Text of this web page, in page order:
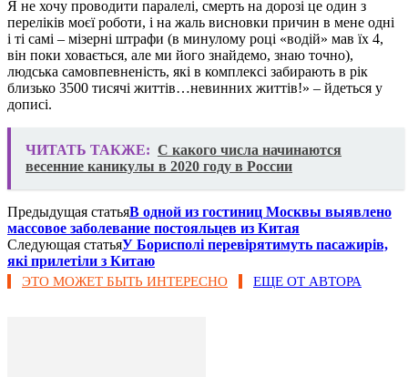
Я не хочу проводити паралелі, смерть на дорозі це один з
переліків моєї роботи, і на жаль висновки причин в мене одні
і ті самі – мізерні штрафи (в минулому році «водій» мав їх 4,
він поки ховається, але ми його знайдемо, знаю точно),
людська самовпевненість, які в комплексі забирають в рік
близько 3500 тисячі життів…невинних життів!» – йдеться у
дописі.
ЧИТАТЬ ТАКЖЕ: С какого числа начинаются
весенние каникулы в 2020 году в России
Предыдущая статьяВ одной из гостиниц Москвы выявлено
массовое заболевание постояльцев из Китая
Следующая статьяУ Борисполі перевірятимуть пасажирів,
які прилетіли з Китаю
ЭТО МОЖЕТ БЫТЬ ИНТЕРЕСНО ЕЩЕ ОТ АВТОРА